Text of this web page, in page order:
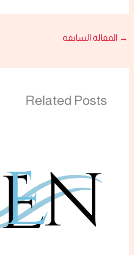
→ المقالة السابقة
Related Posts